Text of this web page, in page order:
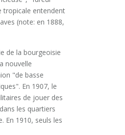
tropicale entendent
(note: en 1888,
de la bourgeoisie
nouvelle
"de basse
En 1907, le
de jouer des
les quartiers
En 1910, seuls les